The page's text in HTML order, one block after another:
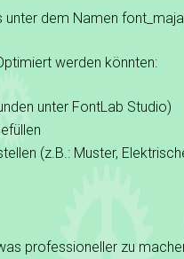
dem Namen
werden könnten:
unter FontLab Studio)
(z.B.: Muster,
professioneller zu